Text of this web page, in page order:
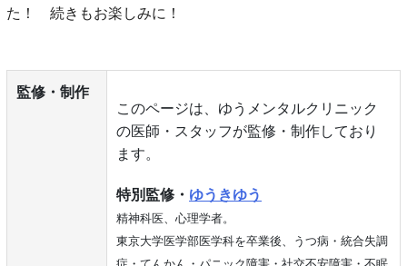
た！ 続きもお楽しみに！
監修・制作
このページは、ゆうメンタルクリニック
の医師・スタッフが監修・制作しており
ます。
特別監修・ ゆうきゆう
精神科医、心理学者。
東京大学医学部医学科を卒業後、うつ病・統合失調